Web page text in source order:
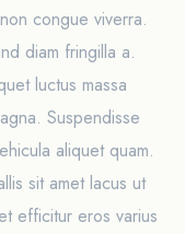
congue viverra.
diam fringilla a.
luctus massa
Suspendisse
aliquet quam.
sit amet lacus ut
efficitur eros varius